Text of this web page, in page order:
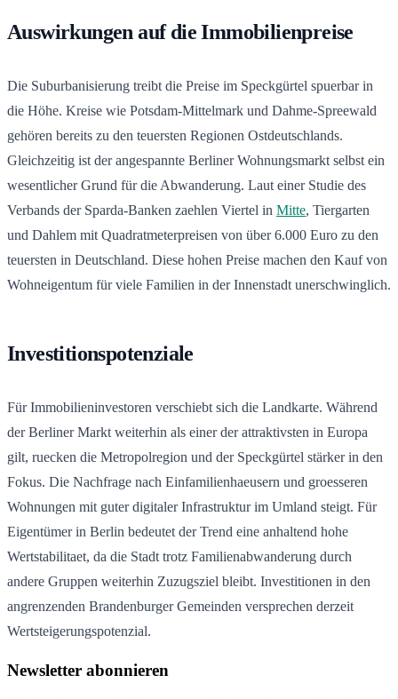
Auswirkungen auf die Immobilienpreise
Die Suburbanisierung treibt die Preise im Speckgürtel spuerbar in
die Höhe. Kreise wie Potsdam-Mittelmark und Dahme-Spreewald
gehören bereits zu den teuersten Regionen Ostdeutschlands.
Gleichzeitig ist der angespannte Berliner Wohnungsmarkt selbst ein
wesentlicher Grund für die Abwanderung. Laut einer Studie des
Verbands der Sparda-Banken zaehlen Viertel in Mitte, Tiergarten
und Dahlem mit Quadratmeterpreisen von über 6.000 Euro zu den
teuersten in Deutschland. Diese hohen Preise machen den Kauf von
Wohneigentum für viele Familien in der Innenstadt unerschwinglich.
Investitionspotenziale
Für Immobilieninvestoren verschiebt sich die Landkarte. Während
der Berliner Markt weiterhin als einer der attraktivsten in Europa
gilt, ruecken die Metropolregion und der Speckgürtel stärker in den
Fokus. Die Nachfrage nach Einfamilienhaeusern und groesseren
Wohnungen mit guter digitaler Infrastruktur im Umland steigt. Für
Eigentümer in Berlin bedeutet der Trend eine anhaltend hohe
Wertstabilitaet, da die Stadt trotz Familienabwanderung durch
andere Gruppen weiterhin Zuzugsziel bleibt. Investitionen in den
angrenzenden Brandenburger Gemeinden versprechen derzeit
Wertsteigerungspotenzial.
Newsletter abonnieren